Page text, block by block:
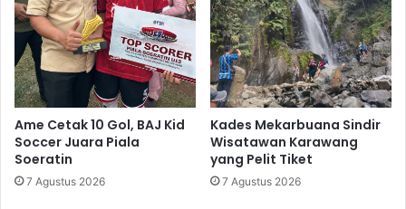
Ame Cetak 10 Gol, BAJ Kid
Soccer Juara Piala
Soeratin
7 Agustus 2026
Kades Mekarbuana Sindir
Wisatawan Karawang
yang Pelit Tiket
7 Agustus 2026